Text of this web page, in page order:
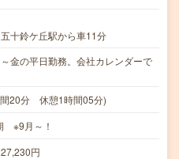
十鈴ケ丘駅から車11分
金の平日勤務。会社カレンダーで
20分 休憩1時間05分)
※9月～！
円